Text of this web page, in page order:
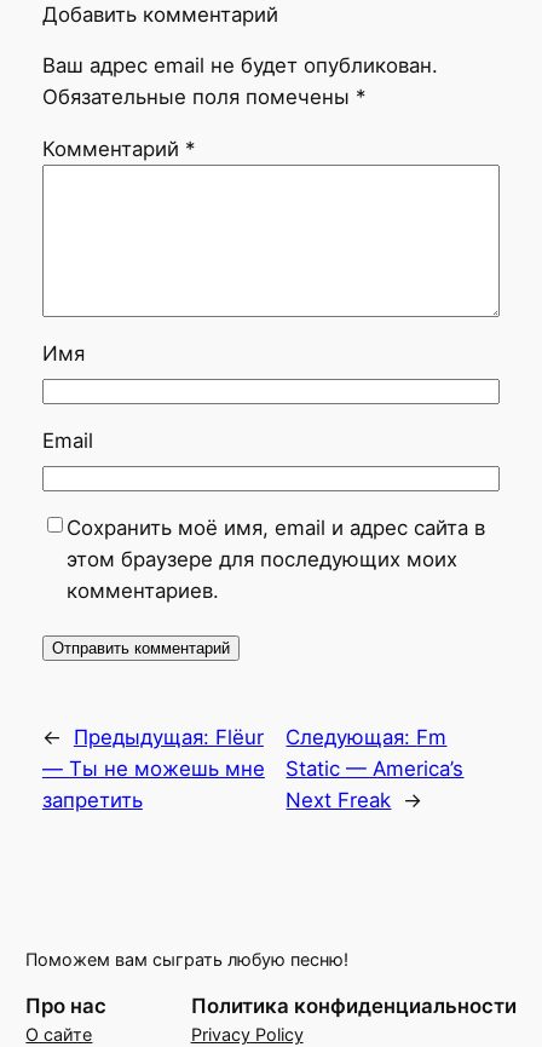
Добавить комментарий
Ваш адрес email не будет опубликован.
Обязательные поля помечены *
Комментарий *
Имя
Email
Сохранить моё имя, email и адрес сайта в
этом браузере для последующих моих
комментариев.
← Предыдущая: Flёur
— Ты не можешь мне
запретить
Следующая: Fm
Static — America’s
Next Freak →
Поможем вам сыграть любую песню!
Про нас
О сайте
Политика конфиденциальности
Privacy Policy